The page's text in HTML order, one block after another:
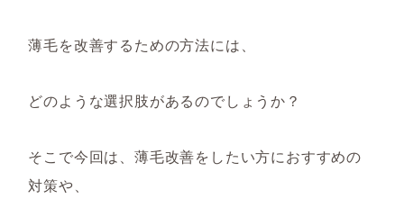
薄毛を改善するための方法には、
どのような選択肢があるのでしょうか？
そこで今回は、薄毛改善をしたい方におすすめの
対策や、